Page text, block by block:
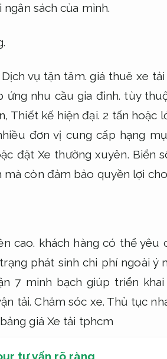
sách của mình.
Dịch vụ tận tâm. giá thuê xe
ứng nhu cầu gia đình. tùy
Thiết kế hiện đại. 2 tấn hoặc
đơn vị cung cấp hạng
đặt Xe thường xuyên. Biển
mà còn đảm bảo quyền lợi
cao. khách hàng có thể yêu
phát sinh chi phí ngoài ý
7 minh bạch giúp triển
tải.Chăm sóc xe. Thủ tục
giá Xe tải tphcm
tư vấn rõ ràng